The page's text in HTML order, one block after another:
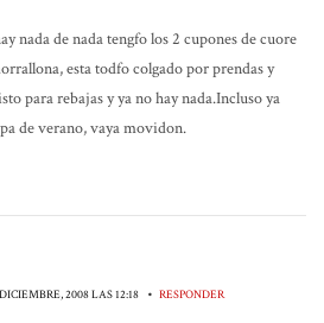
nada de nada tengfo los 2 cupones de cuore
esta todfo colgado por prendas y
para rebajas y ya no hay nada.Incluso ya
de verano, vaya movidon.
2008 LAS 12:18 • RESPONDER